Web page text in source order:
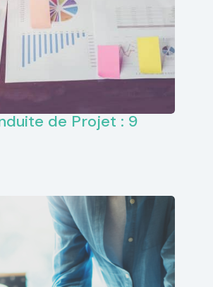
de Projet : 9